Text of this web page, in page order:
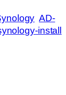
AD-
install